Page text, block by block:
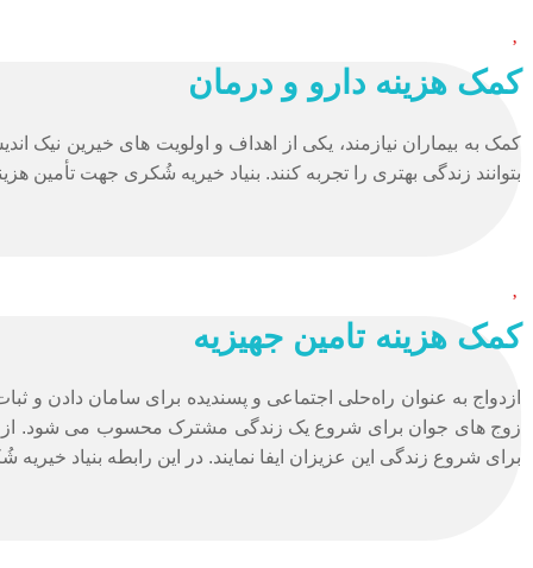
کمک هزینه دارو و درمان
کمک به بیماران نیازمند، یکی از اهداف و اولویت­ های خیرین
بتوانند زندگی بهتری را تجربه کنند. بنیاد خیریه شُکری جهت تأمین
کمک هزینه تامین جهیزیه
ازدواج به عنوان راه‌حلی اجتماعی و پسندیده برای سامان دادن و
زوج های جوان برای شروع یک زندگی مشترک محسوب می شود. از آنجا
برای شروع زندگی این عزیزان ایفا نمایند. در این رابطه بنیاد